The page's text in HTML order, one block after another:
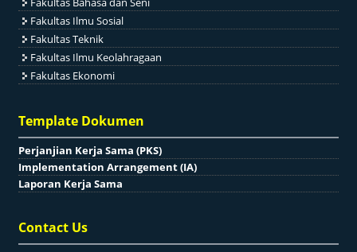
Fakultas Ilmu Sosial
Fakultas Teknik
Fakultas Ilmu Keolahragaan
Fakultas Ekonomi
Template Dokumen
Perjanjian Kerja Sama (PKS)
Implementation Arrangement (IA)
Laporan Kerja Sama
Contact Us